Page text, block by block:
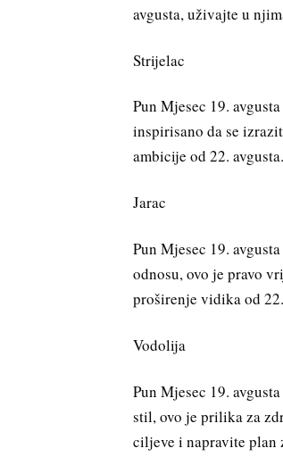
avgusta, uživajte u
Strijelac
Pun Mjesec 19.
inspirisano da se
ambicije od 22.
Jarac
Pun Mjesec 19.
odnosu, ovo je pravo
proširenje vidika od
Vodolija
Pun Mjesec 19.
stil, ovo je prilika za
ciljeve i napravite plan